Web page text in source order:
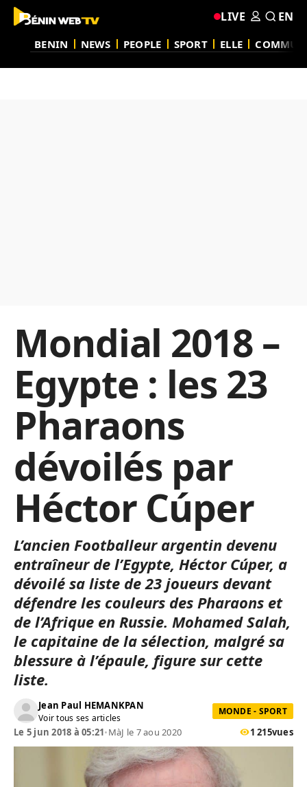
BENIN NEWS PEOPLE SPORT ELLE
LIVE EN
Mondial 2018 –
Egypte : les 23
Pharaons
dévoilés par
Héctor Cúper
L’ancien Footballeur argentin devenu
entraîneur de l’Egypte, Héctor Cúper, a
dévoilé sa liste de 23 joueurs devant
défendre les couleurs des Pharaons et
de l’Afrique en Russie. Mohamed Salah,
le capitaine de la sélection, malgré sa
blessure à l’épaule, figure sur cette
liste.
Jean Paul HEMANKPAN
Voir tous ses articles
MONDE - SPORT
Le 5 jun 2018 à 05:21•MàJ le 7 aou 2020 1 215vues